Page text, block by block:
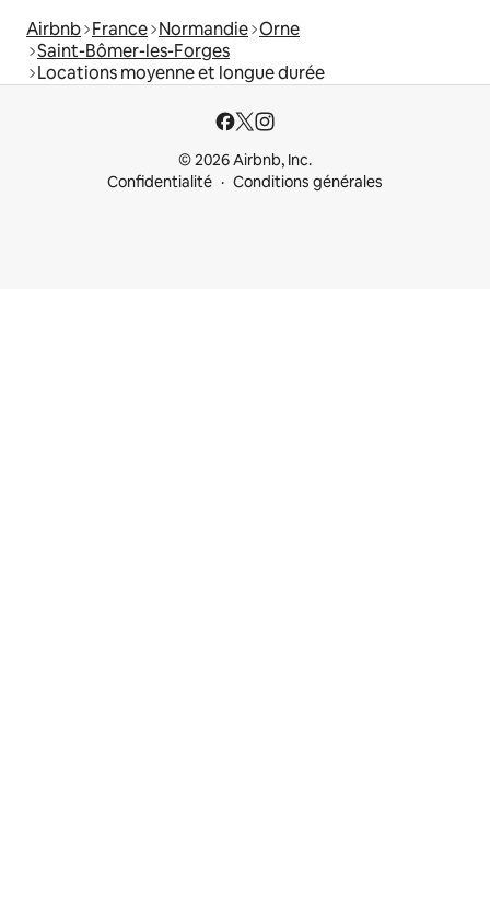
Airbnb France Normandie Orne
Saint-Bômer-les-Forges
Locations moyenne et longue durée
© 2026 Airbnb, Inc.
Confidentialité
Conditions générales